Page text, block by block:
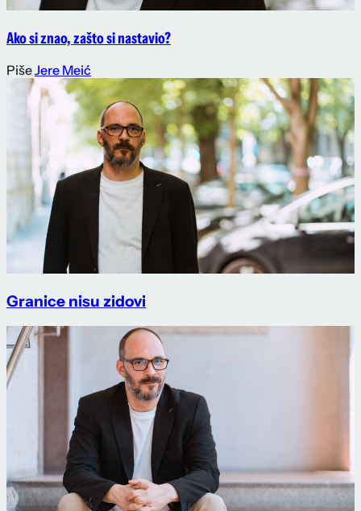
Ako si znao, zašto si nastavio?
PišeJere Meić
Granice nisu zidovi